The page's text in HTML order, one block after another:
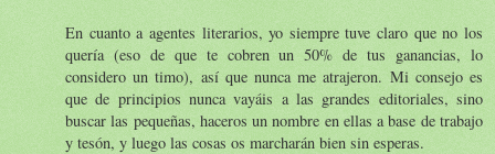
En cuanto a agentes literarios, yo siempre tuve claro que no los
quería (eso de que te cobren un 50% de tus ganancias, lo
considero un timo), así que nunca me atrajeron. Mi consejo es
que de principios nunca vayáis a las grandes editoriales, sino
buscar las pequeñas, haceros un nombre en ellas a base de trabajo
y tesón, y luego las cosas os marcharán bien sin esperas.